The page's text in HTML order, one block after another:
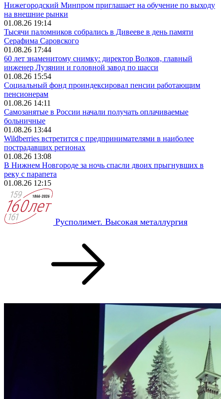
Нижегородский Минпром приглашает на обучение по выходу
на внешние рынки
01.08.26 19:14
Тысячи паломников собрались в Дивееве в день памяти
Серафима Саровского
01.08.26 17:44
60 лет знаменитому снимку: директор Волков, главный
инженер Лузянин и головной завод по шасси
01.08.26 15:54
Социальный фонд проиндексировал пенсии работающим
пенсионерам
01.08.26 14:11
Самозанятые в России начали получать оплачиваемые
больничные
01.08.26 13:44
Wildberries встретится с предпринимателями в наиболее
пострадавших регионах
01.08.26 13:08
В Нижнем Новгороде за ночь спасли двоих прыгнувших в
реку с парапета
01.08.26 12:15
Русполимет. Высокая металлургия